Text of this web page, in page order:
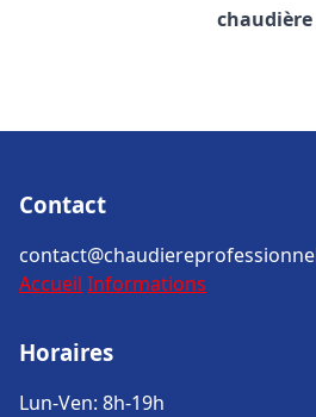
Contact
Accueil Informations
Horaires
Lun-Ven: 8h-19h